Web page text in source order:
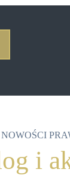
NOWOŚCI
i